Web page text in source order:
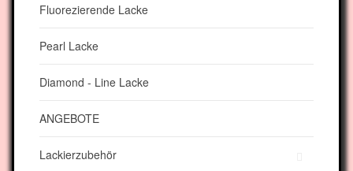
Fluorezierende Lacke
Pearl Lacke
Diamond - Line Lacke
ANGEBOTE
Lackierzubehör